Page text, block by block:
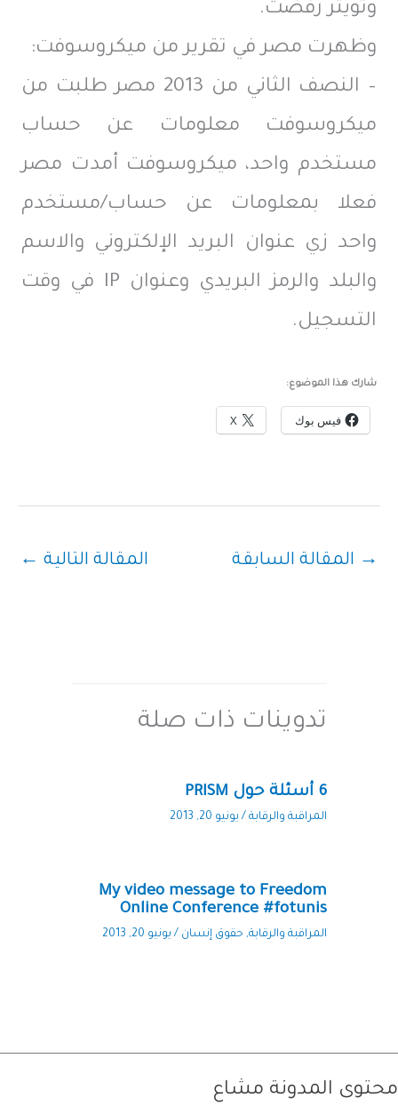
وتويتر رفضت.
وظهرت مصر في تقرير من ميكروسوفت:
– النصف الثاني من 2013 مصر طلبت من
ميكروسوفت معلومات عن حساب
مستخدم واحد، ميكروسوفت أمدت مصر
فعلا بمعلومات عن حساب/مستخدم
واحد زي عنوان البريد الإلكتروني والاسم
والبلد والرمز البريدي وعنوان IP في وقت
التسجيل.
شارك هذا الموضوع:
فيس بوك X
→ المقالة السابقة المقالة التالية ←
تدوينات ذات صلة
6 أسئلة حول PRISM
المراقبة والرقابة / يونيو 20, 2013
My video message to Freedom
Online Conference #fotunis
المراقبة والرقابة, حقوق إنسان / يونيو 20, 2013
محتوى المدونة مشاع